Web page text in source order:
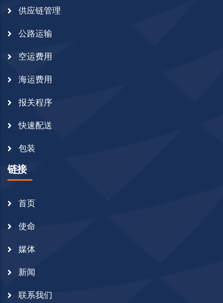
供应链管理
公路运输
空运费用
海运费用
报关程序
快速配送
包装
链接
首页
使命
媒体
新闻
联系我们